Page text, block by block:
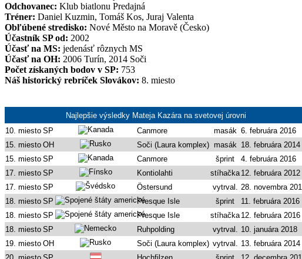
Odchovanec: Klub biatlonu Predajná
Tréner: Daniel Kuzmin, Tomáš Kos, Juraj Valenta
Obľúbené stredisko: Nové Město na Moravě (Česko)
Účastník SP od: 2002
Účasť na MS: jedenásť rôznych MS
Účasť na OH: 2006 Turín, 2014 Soči
Počet získaných bodov v SP: 753
Náš historický rebríček Slovákov: 8. miesto
Najlepšie výsledky Mateja Kazára na svetovej úrovni
10. miesto SP Canmore masák 6. februára 2016
15. miesto OH Soči (Laura komplex) masák 18. februára 2014
15. miesto SP Canmore šprint 4. februára 2016
17. miesto SP Kontiolahti stíhačka 12. februára 2012
17. miesto SP Östersund vytrval. 28. novembra
18. miesto SP Presque Isle šprint 11. februára 2016
18. miesto SP Presque Isle stíhačka 12. februára 2016
18. miesto SP Ruhpolding vytrval. 10. januára 2018
19. miesto OH Soči (Laura komplex) vytrval. 13. februára 2014